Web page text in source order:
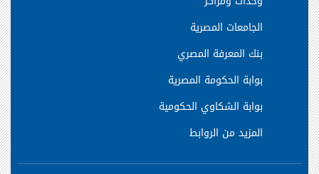
الجامعات المصرية
بنك المعرفة المصري
بوابة الحكومة المصرية
بوابة الشكاوي الحكومية
المزيد من الروابط